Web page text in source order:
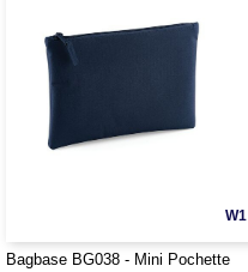
W1
Bagbase BG038 - Mini Pochette